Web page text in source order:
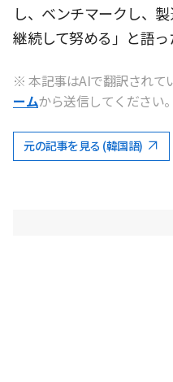
し、ベンチマークし、
継続して努める」と語っ
※ 本記事はAIで翻訳されて
ームから送信してください。
元の記事を見る (韓国語)